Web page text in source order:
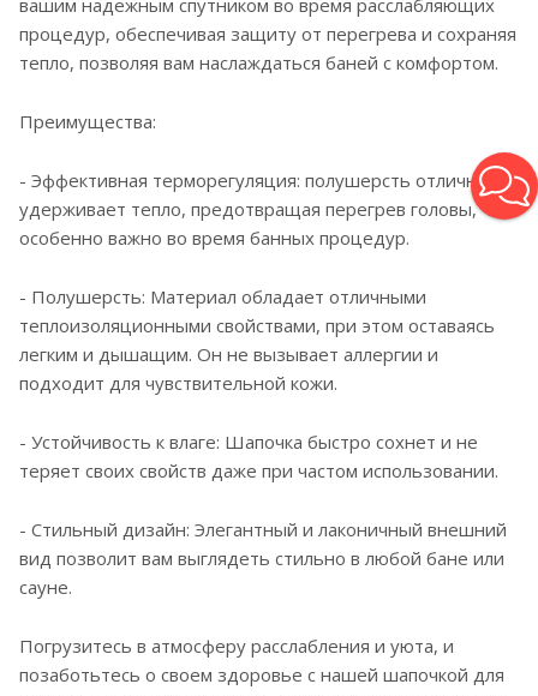
вашим надежным спутником во время расслабляющих
процедур, обеспечивая защиту от перегрева и сохраняя
тепло, позволяя вам наслаждаться баней с комфортом.
Преимущества:
- Эффективная терморегуляция: полушерсть отлично
удерживает тепло, предотвращая перегрев головы, что
особенно важно во время банных процедур.
- Полушерсть: Материал обладает отличными
теплоизоляционными свойствами, при этом оставаясь
легким и дышащим. Он не вызывает аллергии и
подходит для чувствительной кожи.
- Устойчивость к влаге: Шапочка быстро сохнет и не
теряет своих свойств даже при частом использовании.
- Стильный дизайн: Элегантный и лаконичный внешний
вид позволит вам выглядеть стильно в любой бане или
сауне.
Погрузитесь в атмосферу расслабления и уюта, и
позаботьтесь о своем здоровье с нашей шапочкой для